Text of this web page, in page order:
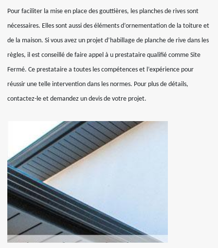
Pour faciliter la mise en place des gouttières, les planches de rives sont
nécessaires. Elles sont aussi des éléments d’ornementation de la toiture et
de la maison. Si vous avez un projet d’habillage de planche de rive dans les
règles, il est conseillé de faire appel à u prestataire qualifié comme Site
Fermé. Ce prestataire a toutes les compétences et l’expérience pour
réussir une telle intervention dans les normes. Pour plus de détails,
contactez-le et demandez un devis de votre projet.